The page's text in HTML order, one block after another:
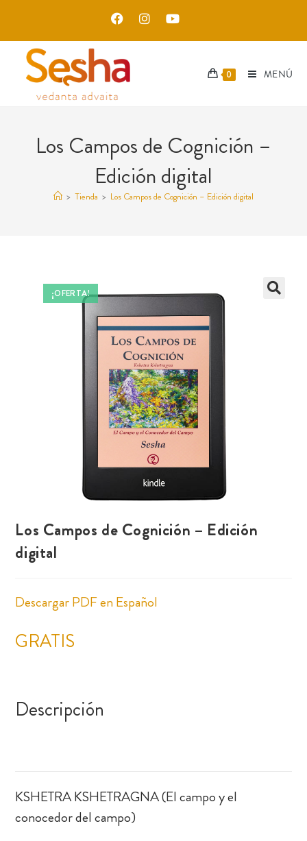
0 MENÚ
Los Campos de Cognición –
Edición digital
> Tienda > Los Campos de Cognición – Edición digital
¡OFERTA!
Los Campos de Cognición – Edición
digital
Descargar PDF en Español
GRATIS
Descripción
KSHETRA KSHETRAGNA (El campo y el
conocedor del campo)